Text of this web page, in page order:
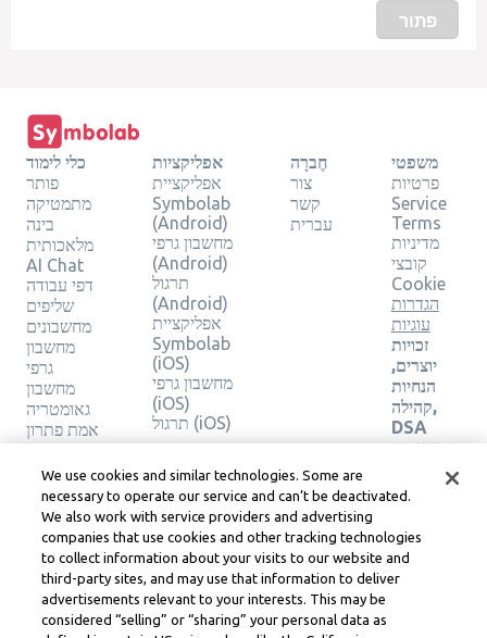
פתור
כלי לימוד
פותר
מתמטיקה
בינה
מלאכותית
AI Chat
דפי עבודה
שליפים
מחשבונים
מחשבון
גרפי
מחשבון
גאומטריה
אמת פתרון
אפליקציות
אפליקציית
Symbolab
(Android)
מחשבון גרפי
(Android)
תרגול
(Android)
אפליקציית
Symbolab
(iOS)
מחשבון גרפי
(iOS)
תרגול (iOS)
חֶברָה
צור
קשר
עברית
משפטי
פרטיות
Service
Terms
מדיניות
קובצי
Cookie
הגדרות
עוגיות
זכויות
יוצרים,
הנחיות
קהילה,
DSA
ומשאבים
משפטיים
אחרים
משפטי
Learneo
תנאי
השירות
We use cookies and similar technologies. Some are
necessary to operate our service and can’t be deactivated.
We also work with service providers and advertising
companies that use cookies and other tracking technologies
to collect information about your visits to our website and
third-party sites, and may use that information to deliver
advertisements relevant to your interests. This may be
considered “selling” or “sharing” your personal data as